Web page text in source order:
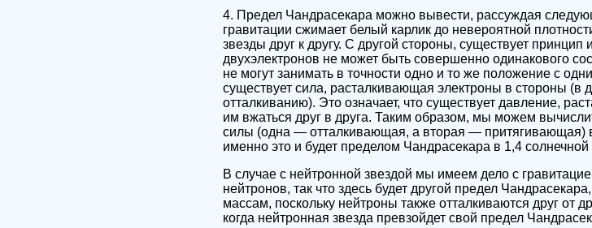
4. Предел Чандрасекара можно вывести, рассуждая
гравитации сжимает белый карлик до невероятной
звезды друг к другу. С другой стороны, существует принцип
двухэлектронов не может быть совершенно одинакового
не могут занимать в точности одно и то же положение с
существует сила, расталкивающая электроны в стороны (в
отталкиванию). Это означает, что существует давление,
им вжаться друг в друга. Таким образом, мы можем
силы (одна — отталкивающая, а вторая — притягивающая)
именно это и будет пределом Чандрасекара в 1,4
В случае с нейтронной звездой мы имеем дело с
нейтронов, так что здесь будет другой предел
массам, поскольку нейтроны также отталкиваются друг от
когда нейтронная звезда превзойдет свой предел